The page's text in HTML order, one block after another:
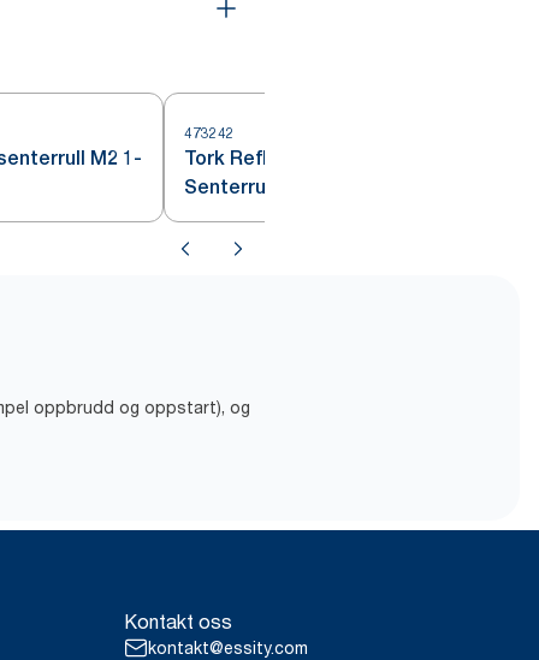
M2 1-
473242
Tork Reflex® Tørkepapir
Senterrull Hvit M4
oppbrudd og oppstart), og
Kontakt oss
kontakt@essity.com